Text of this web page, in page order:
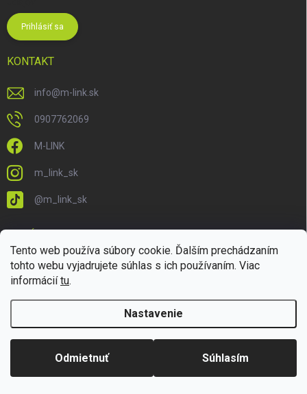
Tento web používa súbory cookie. Ďalším prechádzaním
tohto webu vyjadrujete súhlas s ich používaním. Viac
informáciítu.
Nastavenie
Odmietnuť Súhlasím
Prihlásiť sa
KONTAKT
info@m-link.sk
0907762069
M-LINK
m_link_sk
@m_link_sk
Vytvoril Shoptet
Copyright 2026M-LINK.sk. Všetky práva vyhradené.Upraviť nastavenie